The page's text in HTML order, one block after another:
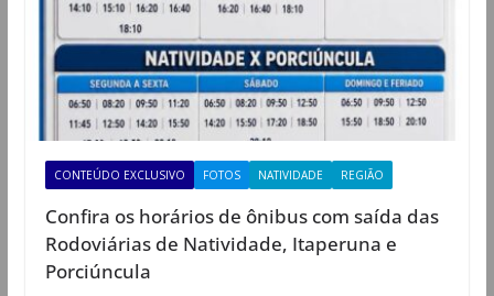
CONTEÚDO EXCLUSIVO FOTOS NATIVIDADE REGIÃO
Confira os horários de ônibus com saída das
Rodoviárias de Natividade, Itaperuna e
Porciúncula